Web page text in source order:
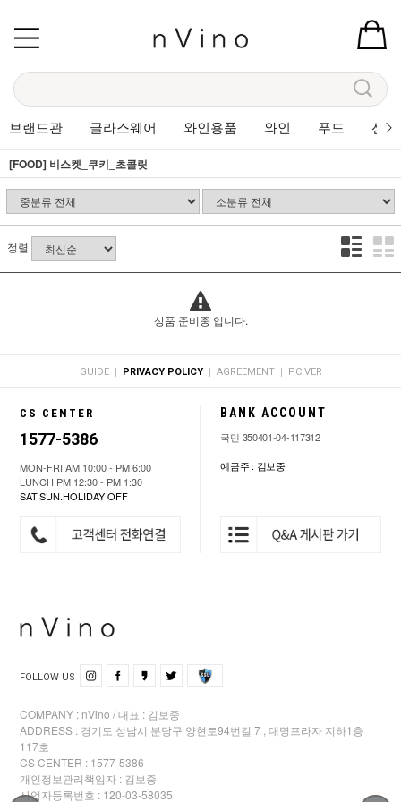
브랜드관 글라스웨어 와인용품 와인 푸드 선
[FOOD] 비스켓_쿠키_초콜릿
정렬
상품 준비중 입니다.
GUIDE | PRIVACY POLICY | AGREEMENT | PC VER
CS CENTER
1577-5386
MON-FRI AM 10:00 - PM 6:00
LUNCH PM 12:30 - PM 1:30
SAT.SUN.HOLIDAY OFF
BANK ACCOUNT
국민 350401-04-117312
예금주 : 김보중
FOLLOW US
COMPANY : nVino / 대표 : 김보중
ADDRESS : 경기도 성남시 분당구 양현로94번길 7 , 대명프라자 지하1층
117호
CS CENTER : 1577-5386
개인정보관리책임자 : 김보중
사업자등록번호 : 120-03-58035